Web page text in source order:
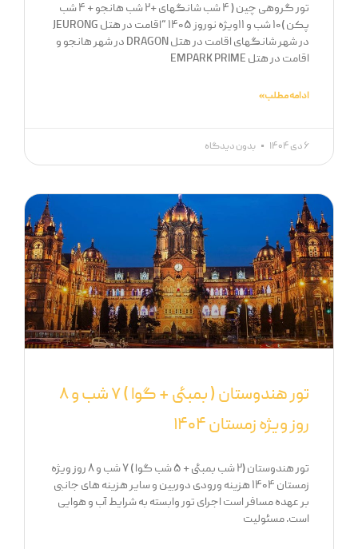
تور گروهی چین ( ۴ شب شانگهای +۲ شب هانجو + ۴ شب
پکن )۱۰ شب و ۱۱ویژه نوروز ۱۴۰۵ “اقامت در هتل JEURONG
در شهر شانگهای اقامت در هتل DRAGON در شهر هانجو و
اقامت در هتل EMPARK PRIME
ادامه مطلب »
۶ دی ۱۴۰۴ بدون دیدگاه
تور هندوستان ( بمبئی + گوا ) ۷ شب و ۸
روز ویژه زمستان ۱۴۰۴
تور هندوستان (۲ شب بمبئی + ۵ شب گوا ) ۷ شب و ۸ روز ویژه
زمستان ۱۴۰۴ هزینه ورودی دوربین و سایر هزینه های جانبی
بر عهده مسافر است اجرای تور وابسته به شرایط آب و هوایی
است. مسئولیت